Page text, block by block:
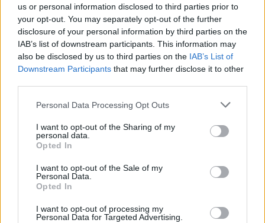
us or personal information disclosed to third parties prior to
your opt-out. You may separately opt-out of the further
disclosure of your personal information by third parties on the
IAB’s list of downstream participants. This information may
also be disclosed by us to third parties on the IAB’s List of
Downstream Participants that may further disclose it to other
Please note that this website/app uses one or more Google
not limited to your visit or usage behaviour. You may click to
grant or deny consent to Google and its third-party tags to
use your data for below specified purposes in below Google
consent section.
Personal Data Processing Opt Outs
I want to opt-out of the Sharing of my
personal data.
Opted In
I want to opt-out of the Sale of my
Personal Data.
Opted In
I want to opt-out of processing my
Personal Data for Targeted Advertising.